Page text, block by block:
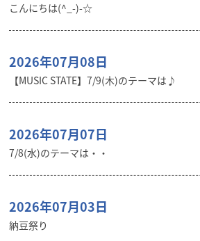
こんにちは(^_-)-☆
2026年07月08日
【MUSIC STATE】7/9(木)のテーマは♪
2026年07月07日
7/8(水)のテーマは・・
2026年07月03日
納豆祭り